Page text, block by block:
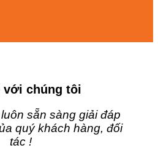
với chúng tôi
sẵn sàng giải đáp
quý khách hàng, đối
tác !